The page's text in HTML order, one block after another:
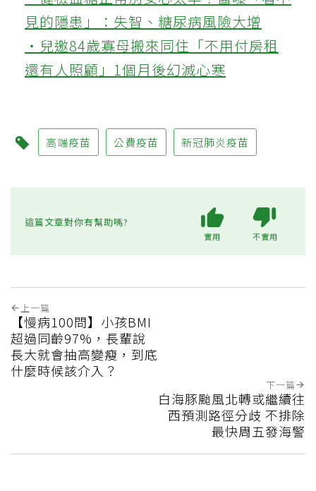
見的隱患」：失智、糖尿病風險大增
‧兒邀84歲寡母搬來同住「不用付房租
還有人照顧」1個月後幻滅心寒
高端疫苗 公費疫苗 新冠肺炎疫苗
這篇文章對你有幫助嗎?
實用 不實用
上一篇
【慢病100問】小孩BMI
超過同齡97%，長輩說
長大就會抽高變瘦，到底
什麼時候該介入？
下一篇
白海豚颱風北轉或繼續往
西預測路徑分歧 不排除
最快周五發海警